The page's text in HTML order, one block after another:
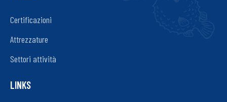
Certificazioni
Attrezzature
Settori attività
LINKS